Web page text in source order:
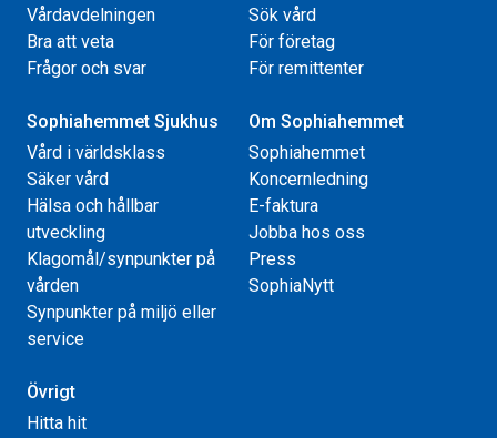
Vårdavdelningen
Bra att veta
Frågor och svar
Sök vård
För företag
För remittenter
Sophiahemmet Sjukhus
Vård i världsklass
Säker vård
Hälsa och hållbar
utveckling
Klagomål/synpunkter på
vården
Synpunkter på miljö eller
service
Om Sophiahemmet
Sophiahemmet
Koncernledning
E-faktura
Jobba hos oss
Press
SophiaNytt
Övrigt
Hitta hit